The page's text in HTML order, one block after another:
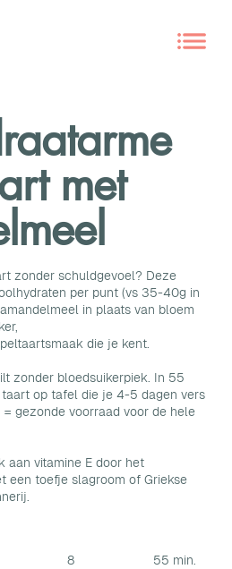
met
zonder schuldgevoel? Deze
per punt (vs 35-40g in
in plaats van bloem
die je kent.
zonder bloedsuikerpiek. In 55
op tafel die je 4-5 dagen vers
gezonde voorraad voor de hele
aan vitamine E door het
een toefje slagroom of Griekse
8 55 min.